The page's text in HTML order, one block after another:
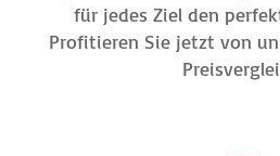
für jedes Ziel den
Profitieren Sie jetzt von